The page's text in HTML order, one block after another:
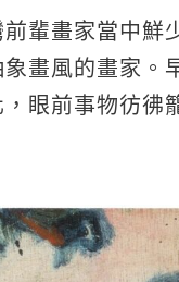
輩畫家當中鮮
畫風的畫家。
眼前事物彷彿